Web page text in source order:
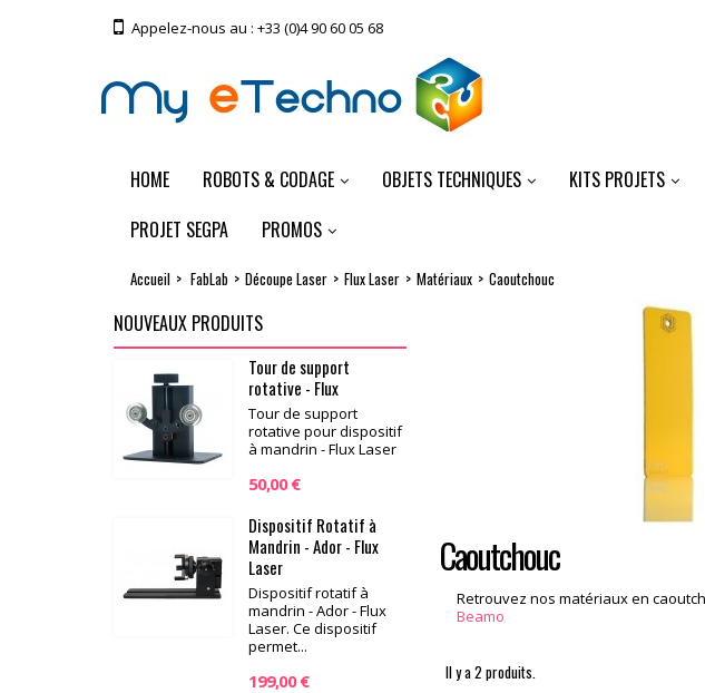
Appelez-nous au : +33 (0)4 90 60 05 68
HOME ROBOTS & CODAGE OBJETS TECHNIQUES KITS PROJETS
PROJET SEGPA
PROMOS
Accueil > FabLab > Découpe Laser > Flux Laser > Matériaux > Caoutchouc
NOUVEAUX PRODUITS
Tour de support
rotative - Flux
Tour de support
rotative pour dispositif
à mandrin - Flux Laser
50,00 €
Dispositif Rotatif à
Mandrin - Ador - Flux
Laser
Dispositif rotatif à
mandrin - Ador - Flux
Laser. Ce dispositif
permet...
199,00 €
Caoutchouc
Retrouvez nos matériaux en
Beamo
Il y a 2 produits.